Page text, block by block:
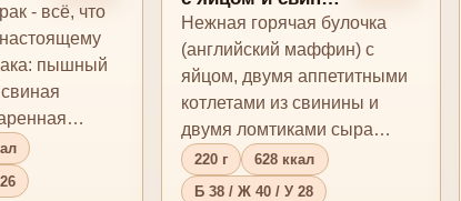
- всё, что
пышный
и,…
котлетой
Нежная горячая булочка
(английский маффин) с
яйцом, двумя аппетитными
котлетами из свинины и
двумя ломтиками сыра
Чеддер
220 г
628 ккал
Б 38 / Ж 40 / У 28